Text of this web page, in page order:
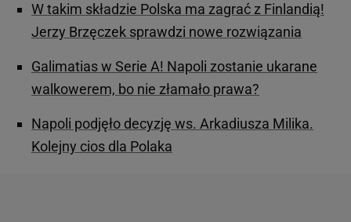
W takim składzie Polska ma zagrać z Finlandią!
Jerzy Brzęczek sprawdzi nowe rozwiązania
Galimatias w Serie A! Napoli zostanie ukarane
walkowerem, bo nie złamało prawa?
Napoli podjęło decyzję ws. Arkadiusza Milika.
Kolejny cios dla Polaka